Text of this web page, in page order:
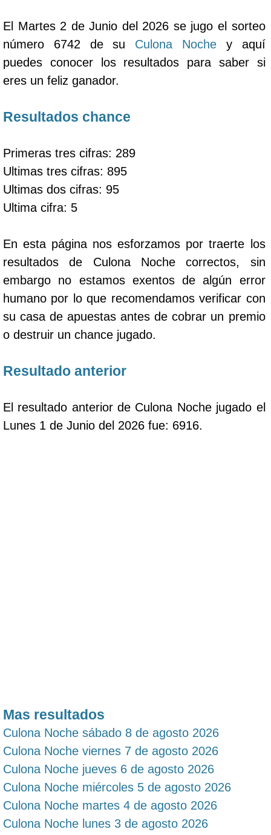
El Martes 2 de Junio del 2026 se jugo el sorteo
número 6742 de su Culona Nochey aquí
puedes conocer los resultados para saber si
eres un feliz ganador.
Resultados chance
Primeras tres cifras: 289
Ultimas tres cifras: 895
Ultimas dos cifras: 95
Ultima cifra: 5
En esta página nos esforzamos por traerte los
resultados de Culona Noche correctos, sin
embargo no estamos exentos de algún error
humano por lo que recomendamos verificar con
su casa de apuestas antes de cobrar un premio
o destruir un chance jugado.
Resultado anterior
El resultado anterior de Culona Noche jugado el
Lunes 1 de Junio del 2026 fue: 6916.
Mas resultados
Culona Noche sábado 8 de agosto 2026
Culona Noche viernes 7 de agosto 2026
Culona Noche jueves 6 de agosto 2026
Culona Noche miércoles 5 de agosto 2026
Culona Noche martes 4 de agosto 2026
Culona Noche lunes 3 de agosto 2026